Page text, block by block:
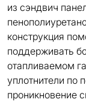
из сэндвич
конструкция
поддерживать
отапливаемом
уплотнители по
проникновение